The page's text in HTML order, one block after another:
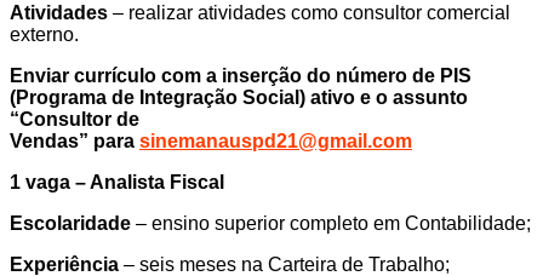
Atividades – realizar atividades como consultor comercial
externo.
Enviar currículo com a inserção do número de PIS
(Programa de Integração Social) ativo e o assunto
“Consultor de
Vendas” para sinemanauspd21@gmail.com
1 vaga – Analista Fiscal
Escolaridade – ensino superior completo em Contabilidade;
Experiência – seis meses na Carteira de Trabalho;